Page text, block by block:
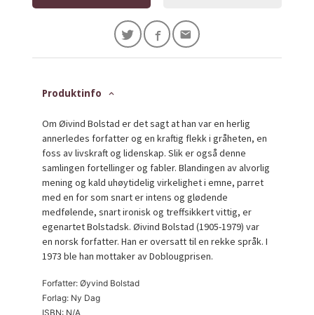
Produktinfo
Om Øivind Bolstad er det sagt at han var en herlig
annerledes forfatter og en kraftig flekk i gråheten, en
foss av livskraft og lidenskap. Slik er også denne
samlingen fortellinger og fabler. Blandingen av alvorlig
mening og kald uhøytidelig virkelighet i emne, parret
med en for som snart er intens og glødende
medfølende, snart ironisk og treffsikkert vittig, er
egenartet Bolstadsk. Øivind Bolstad (1905-1979) var
en norsk forfatter. Han er oversatt til en rekke språk. I
1973 ble han mottaker av Doblougprisen.
Forfatter: Øyvind Bolstad
Forlag: Ny Dag
ISBN: N/A